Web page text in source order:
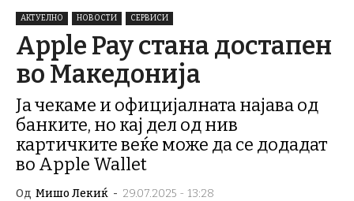
АКТУЕЛНО НОВОСТИ СЕРВИСИ
Apple Pay стана достапен
во Македонија
Ја чекаме и официјалната најава од
банките, но кај дел од нив
картичките веќе може да се додадат
во Apple Wallet
Од Мишо Лекиќ - 29.07.2025 - 13:28